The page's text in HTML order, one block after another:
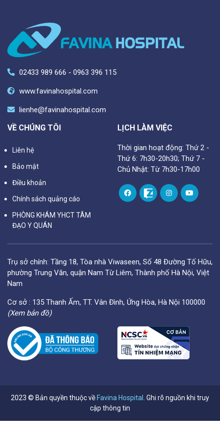
02433 989 666 - 0963 396 115
www.favinahospital.com
lienhe@favinahospital.com
VỀ CHÚNG TÔI
Liên hệ
Bảo mật
Điều khoản
Chính sách quảng cáo
PHÒNG KHÁM YHCT TÂM
ĐẠO Y QUÁN
LỊCH LÀM VIỆC
Thời gian hoạt động: Thứ 2 -
Thứ 6: 7h30-20h30; Thứ 7 -
Chủ Nhật: Từ 7h30-17h00
Trụ sở chính: Tầng 18, Tòa nhà Viwaseen, Số 48 Đường Tố Hữu,
phường Trung Văn, quận Nam Từ Liêm, Thành phố Hà Nội, Việt
Nam
Cơ sở : 135 Thanh Ấm, TT. Vân Đình, Ứng Hòa, Hà Nội 100000
(Xem bản đồ)
2023 © Bản quyền thuộc về Favina Hospital
. Ghi rõ nguồn khi truy
cập thông tin